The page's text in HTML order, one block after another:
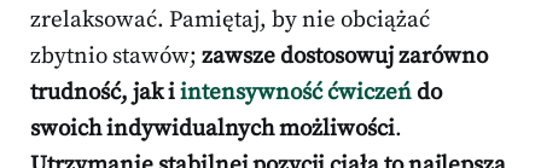
zrelaksować. Pamiętaj, by nie obciążać
zbytnio stawów; zawsze dostosowuj zarówno
trudność, jak iintensywność ćwiczeńdo
swoich indywidualnych możliwości.